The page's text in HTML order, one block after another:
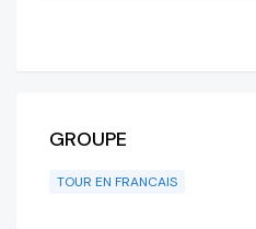
GROUPE
TOUR EN FRANCAIS